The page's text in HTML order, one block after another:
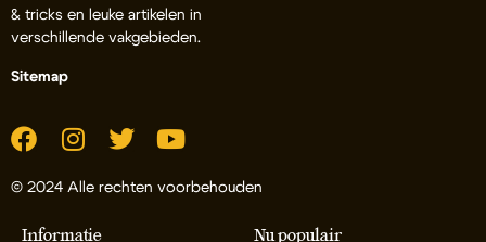
& tricks en leuke artikelen in
verschillende vakgebieden.
Sitemap
© 2024 Alle rechten voorbehouden
Informatie Nu populair